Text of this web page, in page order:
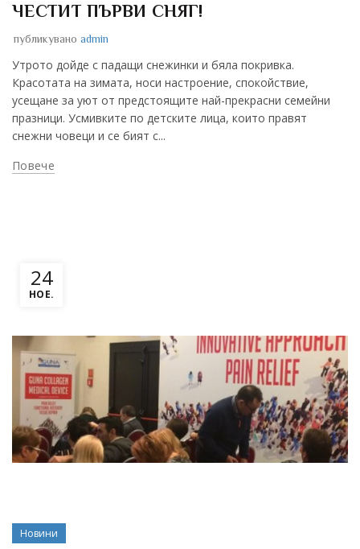
ЧЕСТИТ ПЪРВИ СНЯГ!
публикувано admin
Утрото дойде с падащи снежинки и бяла покривка.
Красотата на зимата, носи настроение, спокойствие,
усещане за уют от предстоящите най-прекрасни семейни
празници. Усмивките по детските лица, които правят
снежни човеци и се бият с...
Повече
24
НОЕ.
Новини